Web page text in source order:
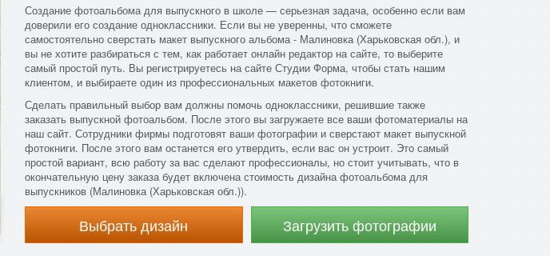
Создание фотоальбома для выпускного в школе — серьезная задача, особенно если вам
доверили его создание одноклассники. Если вы не уверенны, что сможете
самостоятельно сверстать макет выпускного альбома - Малиновка (Харьковская обл.), и
вы не хотите разбираться с тем, как работает онлайн редактор на сайте, то выберите
самый простой путь. Вы регистрируетесь на сайте Студии Форма, чтобы стать нашим
клиентом, и выбираете один из профессиональных макетов фотокниги.
Сделать правильный выбор вам должны помочь одноклассники, решившие также
заказать выпускной фотоальбом. После этого вы загружаете все ваши фотоматериалы на
наш сайт. Сотрудники фирмы подготовят ваши фотографии и сверстают макет выпускной
фотокниги. После этого вам останется его утвердить, если вас он устроит. Это самый
простой вариант, всю работу за вас сделают профессионалы, но стоит учитывать, что в
окончательную цену заказа будет включена стоимость дизайна фотоальбома для
выпускников (Малиновка (Харьковская обл.)).
Выбрать дизайн Загрузить фотографии